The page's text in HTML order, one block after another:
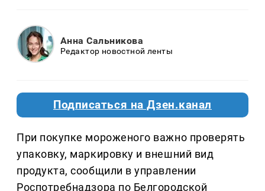
Анна Сальникова
Редактор новостной ленты
Подписаться на Дзен.канал
При покупке мороженого важно проверять
упаковку, маркировку и внешний вид
продукта, сообщили в управлении
Роспотребнадзора по Белгородской